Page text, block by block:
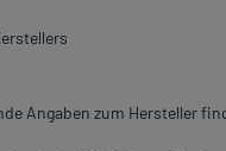
Angaben zum Hersteller